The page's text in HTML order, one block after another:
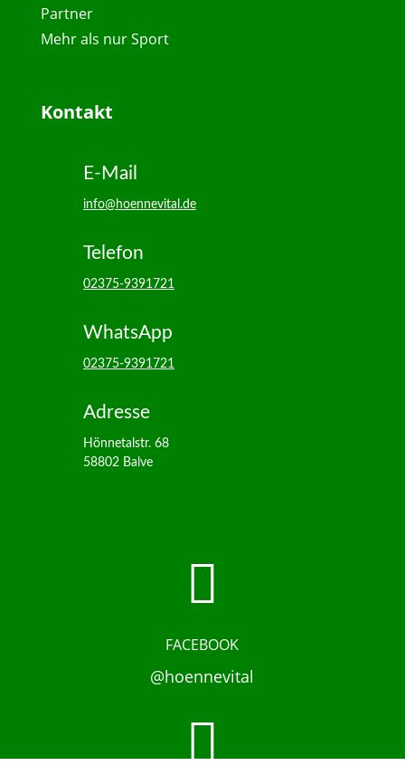
Partner
Mehr als nur Sport
Kontakt
E-Mail
info@hoennevital.de
Telefon
02375-9391721
WhatsApp
02375-9391721
Adresse
Hönnetalstr. 68
58802 Balve

FACEBOOK
@hoennevital
